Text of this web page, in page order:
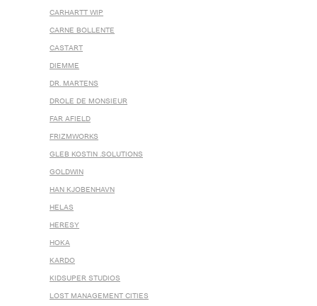
CARHARTT WIP
CARNE BOLLENTE
CASTART
DIEMME
DR. MARTENS
DROLE DE MONSIEUR
FAR AFIELD
FRIZMWORKS
GLEB KOSTIN .SOLUTIONS
GOLDWIN
HAN KJOBENHAVN
HELAS
HERESY
HOKA
KARDO
KIDSUPER STUDIOS
LOST MANAGEMENT CITIES